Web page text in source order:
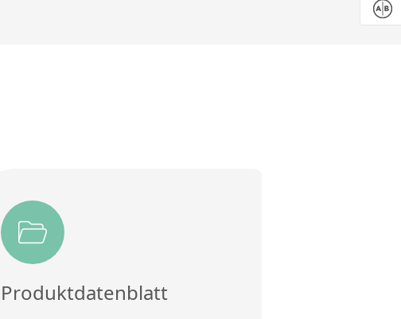
Produktdatenblatt